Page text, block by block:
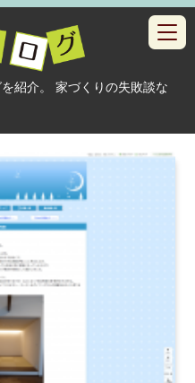
紹介。 家づくりの失敗談な